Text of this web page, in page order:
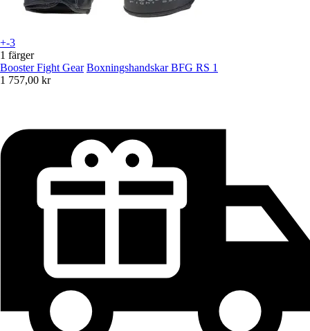
+-3
1 färger
Booster Fight Gear Boxningshandskar BFG RS 1
1 757,00 kr